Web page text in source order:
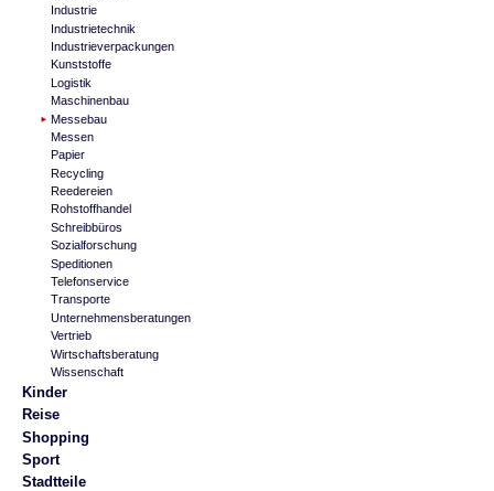
Industrie
Industrietechnik
Industrieverpackungen
Kunststoffe
Logistik
Maschinenbau
Messebau
Messen
Papier
Recycling
Reedereien
Rohstoffhandel
Schreibbüros
Sozialforschung
Speditionen
Telefonservice
Transporte
Unternehmensberatungen
Vertrieb
Wirtschaftsberatung
Wissenschaft
Kinder
Reise
Shopping
Sport
Stadtteile